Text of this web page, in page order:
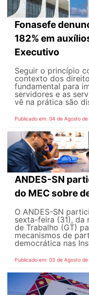
Fonasefe
182% em
Executivo
Seguir o princípio
contexto dos
fundamental para
servidores e as
vê na prática são
Publicado em: 04 de Agosto
ANDES-SN
do MEC sobre
O ANDES-SN
sexta-feira (31), da
de Trabalho (GT)
mecanismos de
democrática nas
Publicado em: 03 de Agosto